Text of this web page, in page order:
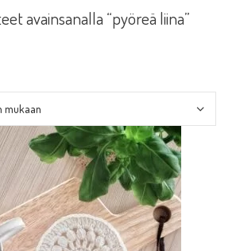
avainsanalla “pyöreä liina”